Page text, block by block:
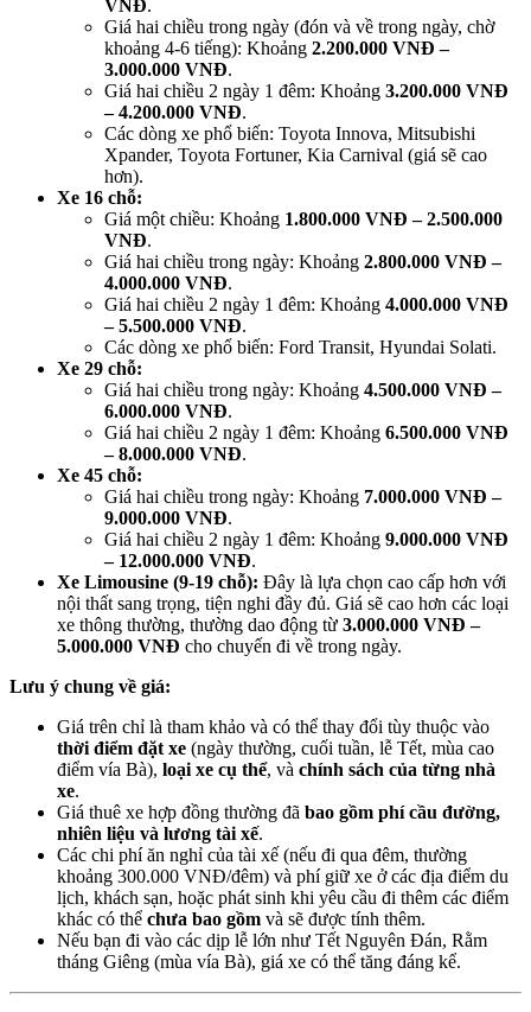
VNĐ.
Giá hai chiều trong ngày (đón và về trong ngày, chờ
khoảng 4-6 tiếng): Khoảng 2.200.000 VNĐ –
3.000.000 VNĐ.
Giá hai chiều 2 ngày 1 đêm: Khoảng 3.200.000 VNĐ
– 4.200.000 VNĐ.
Các dòng xe phổ biến: Toyota Innova, Mitsubishi
Xpander, Toyota Fortuner, Kia Carnival (giá sẽ cao
hơn).
Xe 16 chỗ:
Giá một chiều: Khoảng 1.800.000 VNĐ – 2.500.000
VNĐ.
Giá hai chiều trong ngày: Khoảng 2.800.000 VNĐ –
4.000.000 VNĐ.
Giá hai chiều 2 ngày 1 đêm: Khoảng 4.000.000 VNĐ
– 5.500.000 VNĐ.
Các dòng xe phổ biến: Ford Transit, Hyundai Solati.
Xe 29 chỗ:
Giá hai chiều trong ngày: Khoảng 4.500.000 VNĐ –
6.000.000 VNĐ.
Giá hai chiều 2 ngày 1 đêm: Khoảng 6.500.000 VNĐ
– 8.000.000 VNĐ.
Xe 45 chỗ:
Giá hai chiều trong ngày: Khoảng 7.000.000 VNĐ –
9.000.000 VNĐ.
Giá hai chiều 2 ngày 1 đêm: Khoảng 9.000.000 VNĐ
– 12.000.000 VNĐ.
Xe Limousine (9-19 chỗ): Đây là lựa chọn cao cấp hơn với
nội thất sang trọng, tiện nghi đầy đủ. Giá sẽ cao hơn các loại
xe thông thường, thường dao động từ 3.000.000 VNĐ –
5.000.000 VNĐ cho chuyến đi về trong ngày.
Lưu ý chung về giá:
Giá trên chỉ là tham khảo và có thể thay đổi tùy thuộc vào
thời điểm đặt xe (ngày thường, cuối tuần, lễ Tết, mùa cao
điểm vía Bà), loại xe cụ thể, và chính sách của từng nhà
xe.
Giá thuê xe hợp đồng thường đã bao gồm phí cầu đường,
nhiên liệu và lương tài xế.
Các chi phí ăn nghỉ của tài xế (nếu đi qua đêm, thường
khoảng 300.000 VNĐ/đêm) và phí giữ xe ở các địa điểm du
lịch, khách sạn, hoặc phát sinh khi yêu cầu đi thêm các điểm
khác có thể chưa bao gồm và sẽ được tính thêm.
Nếu bạn đi vào các dịp lễ lớn như Tết Nguyên Đán, Rằm
tháng Giêng (mùa vía Bà), giá xe có thể tăng đáng kể.